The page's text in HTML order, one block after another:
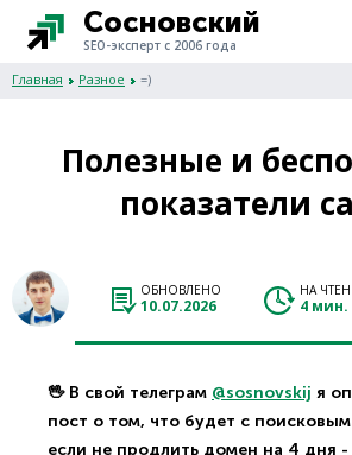
Сосновский
SEO-эксперт с 2006 года
Главная Разное =)
Полезные и
показатели
ОБНОВЛЕНО
10.07.2026
НА
4 мин.
🖖 В свой телеграм @sosnovskij я
пост о том, что будет с
если не продлить домен на 4 дня -